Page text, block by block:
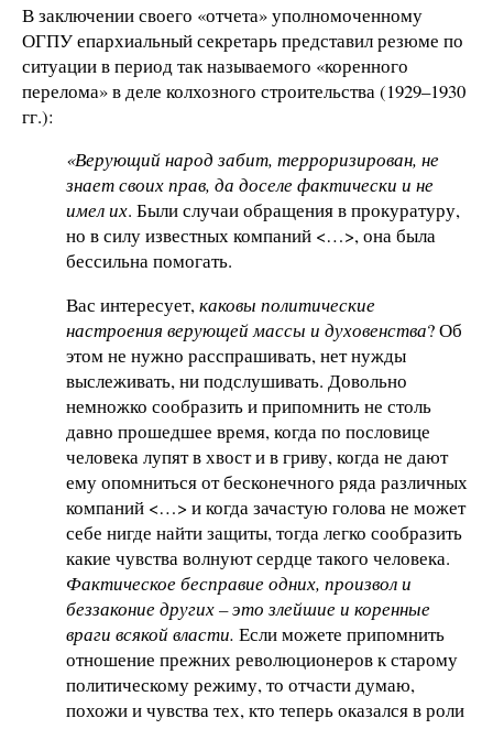
В заключении своего «отчета» уполномоченному
ОГПУ епархиальный секретарь представил резюме по
ситуации в период так называемого «коренного
перелома» в деле колхозного строительства (1929–1930
гг.):
«Верующий народ забит, терроризирован, не
знает своих прав, да доселе фактически и не
имел их. Были случаи обращения в прокуратуру,
но в силу известных компаний <…>, она была
бессильна помогать.
Вас интересует,каковы политические
настроения верующей массы и духовенства? Об
этом не нужно расспрашивать, нет нужды
выслеживать, ни подслушивать. Довольно
немножко сообразить и припомнить не столь
давно прошедшее время, когда по пословице
человека лупят в хвост и в гриву, когда не дают
ему опомниться от бесконечного ряда различных
компаний <…> и когда зачастую голова не может
себе нигде найти защиты, тогда легко сообразить
какие чувства волнуют сердце такого человека.
Фактическое бесправие одних, произвол и
беззаконие других – это злейшие и коренные
враги всякой власти. Если можете припомнить
отношение прежних революционеров к старому
политическому режиму, то отчасти думаю,
похожи и чувства тех, кто теперь оказался в роли